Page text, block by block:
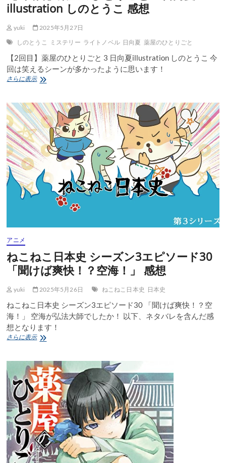
illustration しのとうこ 感想
yuki
2025年5月27日
しのとうこ
ミステリー ライトノベル 日向夏 薬屋のひとりごと
【2回目】薬屋のひとりごと 3 日向夏illustration しのとうこ 今
回は笑えるシーンが多かったように思います！
さらに表示【2
薬
屋
の
ひ
と
り
ご
と
3
日
向
こ
感
想
アニメ
ねこねこ日本史 シーズン3エピソード30
「聞けば爽快！？空海！」 感想
yuki 2025年5月26日 ねこねこ日本史 日本史
ねこねこ日本史 シーズン3エピソード30 「聞けば爽快！？空
海！」 空海が弘法大師でしたか！ 以下、ネタバレを含んだ感
想となります！
さらに表示ね
こ
日
本
史
シ
ー
ズ
ン
3
エ
ピ